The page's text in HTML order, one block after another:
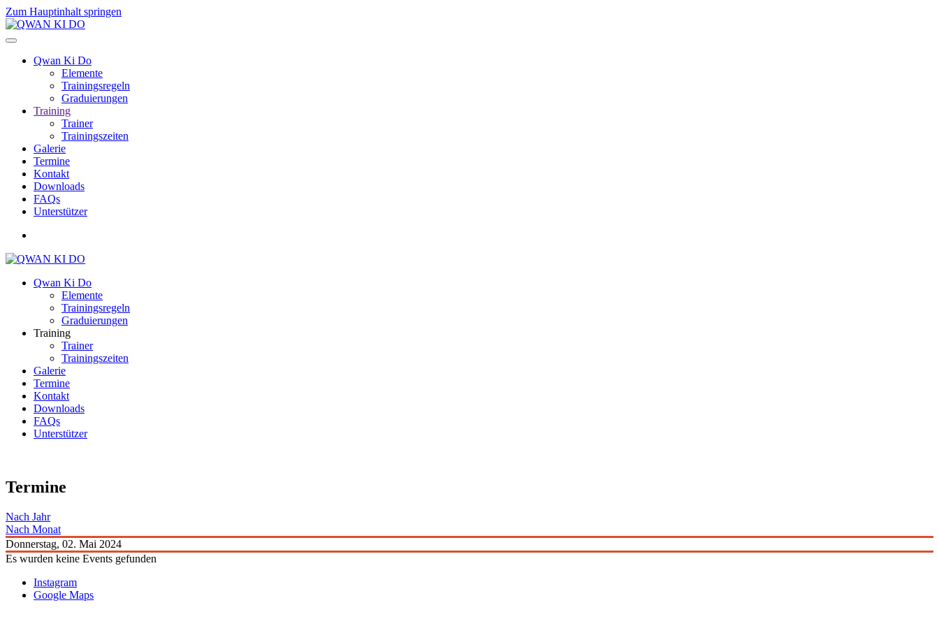
Zum Hauptinhalt springen
Qwan Ki Do
Elemente
Trainingsregeln
Graduierungen
Training
Trainer
Trainingszeiten
Galerie
Termine
Kontakt
Downloads
FAQs
Unterstützer
Qwan Ki Do
Elemente
Trainingsregeln
Graduierungen
Training
Trainer
Trainingszeiten
Galerie
Termine
Kontakt
Downloads
FAQs
Unterstützer
Termine
Nach Jahr
Nach Monat
Donnerstag, 02. Mai 2024
Es wurden keine Events gefunden
Instagram
Google Maps